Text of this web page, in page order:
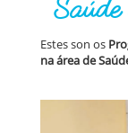
Estes son os
na área de